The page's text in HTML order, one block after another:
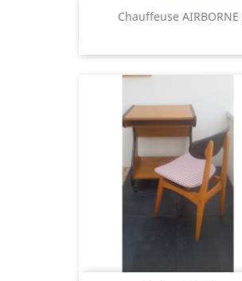
Chauffeuse AIRBORNE